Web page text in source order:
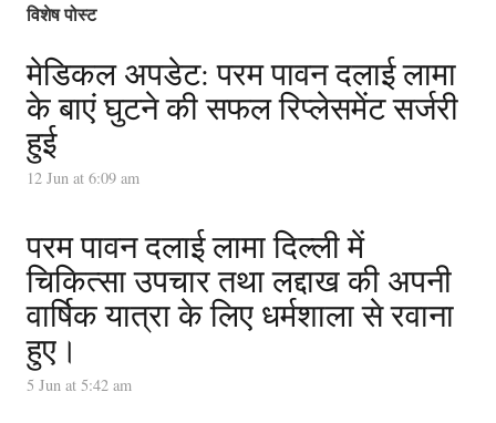
विशेष पोस्ट
मेडिकल अपडेट: परम पावन दलाई लामा
के बाएं घुटने की सफल रिप्लेसमेंट सर्जरी
हुई
12 Jun at 6:09 am
परम पावन दलाई लामा दिल्ली में
चिकित्सा उपचार तथा लद्दाख की अपनी
वार्षिक यात्रा के लिए धर्मशाला से रवाना
हुए।
5 Jun at 5:42 am